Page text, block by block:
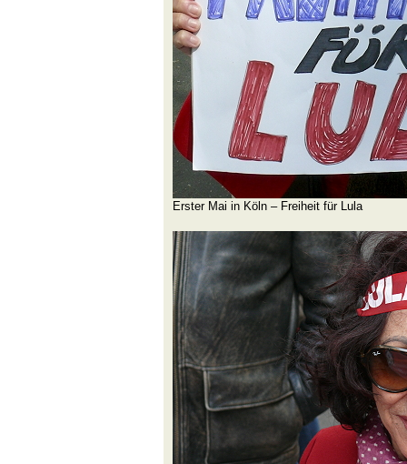
Erster Mai in Köln – Freiheit für Lula